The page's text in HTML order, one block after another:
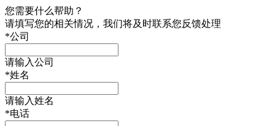
您需要什么帮助？
请填写您的相关情况，我们将及时联系您反馈处理
*公司
请输入公司
*姓名
请输入姓名
*电话